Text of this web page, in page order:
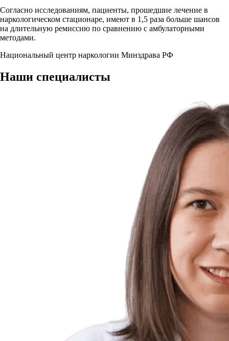
Согласно исследованиям, пациенты, прошедшие лечение в
наркологическом стационаре, имеют в 1,5 раза больше шансов
на длительную ремиссию по сравнению с амбулаторными
методами.
Национальный центр наркологии Минздрава РФ
Наши специалисты